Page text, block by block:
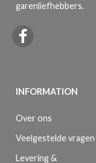
garenliefhebbers.
INFORMATION
Over ons
Veelgestelde vragen
Levering &